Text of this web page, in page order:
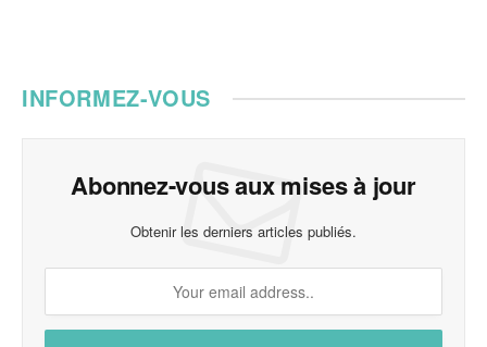
INFORMEZ-VOUS
Abonnez-vous aux mises à jour
Obtenir les derniers articles publiés.